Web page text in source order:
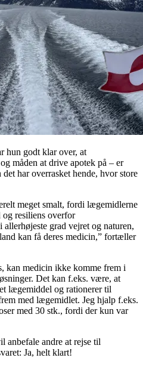
hun godt klar over, at
måden at drive apotek på – er
har overrasket hende, hvor store
meget smalt, fordi lægemidlerne
og resiliens overfor
grad vejret og naturen,
kan få deres medicin,” fortæller
kan medicin ikke komme frem i
Det kan f.eks. være, at
lægemiddel og rationerer til
med lægemidlet. Jeg hjalp f.eks.
med 30 stk., fordi der kun var
andre at rejse til
Ja, helt klart!